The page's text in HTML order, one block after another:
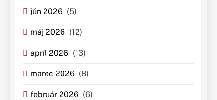
jún 2026 (5)
máj 2026 (12)
apríl 2026 (13)
marec 2026 (8)
február 2026 (6)